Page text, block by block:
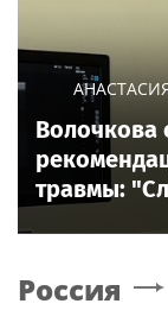
Волочкова
травмы:
Россия